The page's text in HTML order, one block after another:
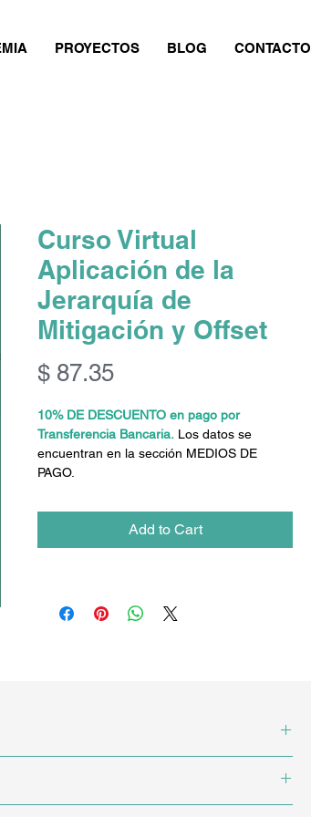
PROYECTOS BLOG CONTACTO
Curso Virtual
Aplicación de la
Jerarquía de
Mitigación y Offset
$ 87.35Price
10% DE DESCUENTO en pago por
Transferencia Bancaria. Los datos se
encuentran en la sección MEDIOS DE
PAGO.
Add to Cart
al programa general.